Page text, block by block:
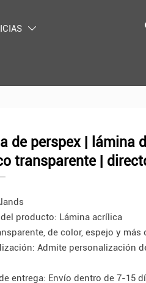

de perspex | lámina
transparente |
producto: Lámina acrílica
de color, espejo y
Admite personalización
entrega: Envío dentro de 7-15